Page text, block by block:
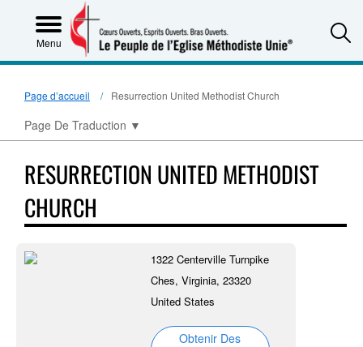
Menu
Page d’accueil Resurrection United Methodist Church
Page De Traduction ▼
RESURRECTION UNITED METHODIST
CHURCH
1322 Centerville Turnpike
Ches, Virginia, 23320
United States
Obtenir Des